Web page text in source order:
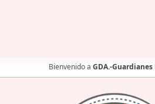
Bienvenido a GDA.-